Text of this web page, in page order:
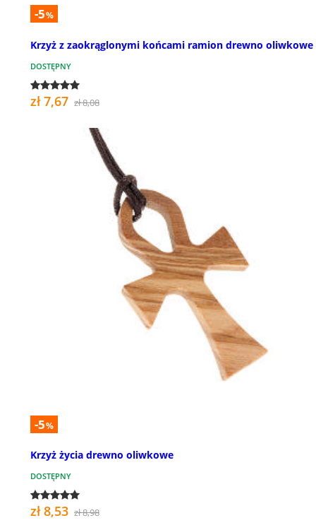
-5%
Krzyż z zaokrąglonymi końcami ramion drewno oliwkowe
DOSTĘPNY
zł 7,67 zł 8,08
-5%
Krzyż życia drewno oliwkowe
DOSTĘPNY
zł 8,53 zł 8,98